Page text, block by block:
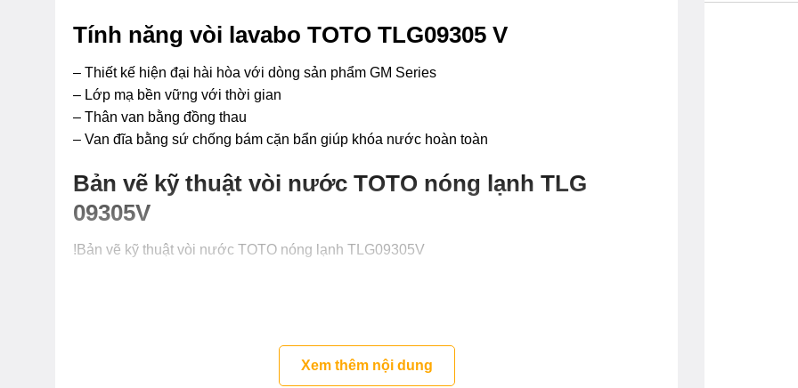
Tính năng vòi lavabo TOTO TLG09305 V
– Thiết kế hiện đại hài hòa với dòng sản phẩm GM Series
– Lớp mạ bền vững với thời gian
– Thân van bằng đồng thau
– Van đĩa bằng sứ chống bám cặn bẩn giúp khóa nước hoàn toàn
Bản vẽ kỹ thuật vòi nước TOTO nóng lạnh TLG
09305V
!Bản vẽ kỹ thuật vòi nước TOTO nóng lạnh TLG09305V
Xem thêm nội dung